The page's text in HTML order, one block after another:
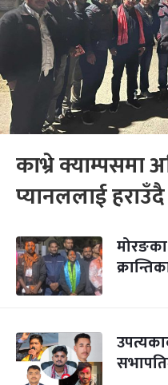
काभ्रे क्याम्पसमा
प्यानललाई